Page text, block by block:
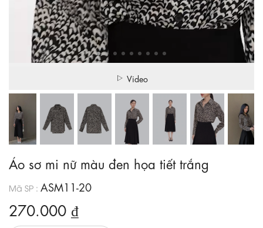
Video
Áo sơ mi nữ màu đen họa tiết trắng
Mã SP : ASM11-20
270.000 ₫